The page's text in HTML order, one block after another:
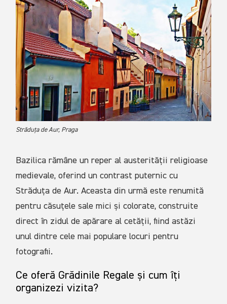
Străduța de Aur, Praga
Bazilica rămâne un reper al austerității religioase
medievale, oferind un contrast puternic cu
Străduța de Aur. Aceasta din urmă este renumită
pentru căsuțele sale mici și colorate, construite
direct în zidul de apărare al cetății, fiind astăzi
unul dintre cele mai populare locuri pentru
fotografii.
Ce oferă Grădinile Regale și cum îți
organizezi vizita?